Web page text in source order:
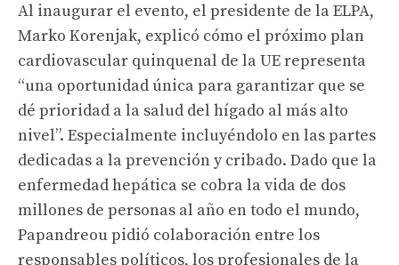
Al inaugurar el evento, el presidente de la ELPA,
Marko Korenjak, explicó cómo el próximo plan
cardiovascular quinquenal de la UE representa
“una oportunidad única para garantizar que se
dé prioridad a la salud del hígado al más alto
nivel”. Especialmente incluyéndolo en las partes
dedicadas a la prevención y cribado. Dado que la
enfermedad hepática se cobra la vida de dos
millones de personas al año en todo el mundo,
Papandreou pidió colaboración entre los
responsables políticos, los profesionales de la